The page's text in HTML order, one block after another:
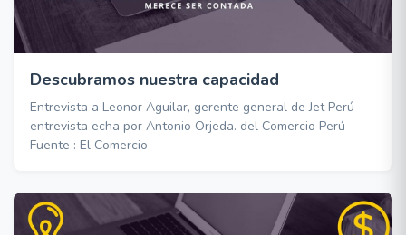
Descubramos nuestra capacidad
Entrevista a Leonor Aguilar, gerente general de Jet Perú
entrevista echa por Antonio Orjeda. del Comercio Perú
Fuente : El Comercio